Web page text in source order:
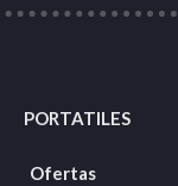
PORTATILES
Ofertas